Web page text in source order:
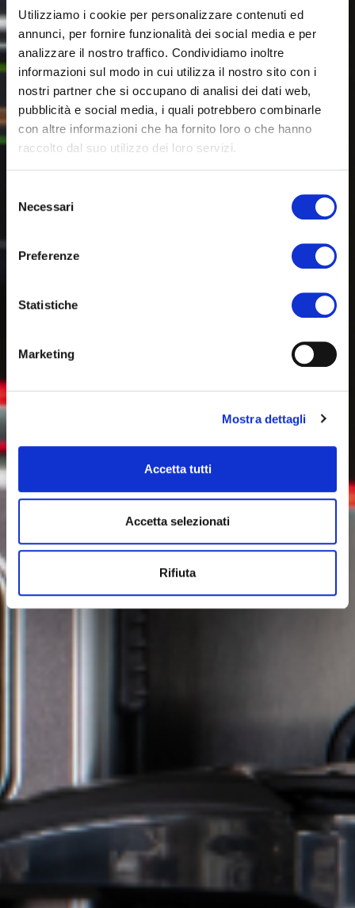
Utilizziamo i cookie per personalizzare contenuti ed
annunci, per fornire funzionalità dei social media e per
analizzare il nostro traffico. Condividiamo inoltre
informazioni sul modo in cui utilizza il nostro sito con i
nostri partner che si occupano di analisi dei dati web,
pubblicità e social media, i quali potrebbero combinarle
con altre informazioni che ha fornito loro o che hanno
raccolto dal suo utilizzo dei loro servizi.
delNecessari
Preferenze
Statistiche
Marketing
Mostra dettagli
Accetta tutti
Accetta selezionati
Rifiuta